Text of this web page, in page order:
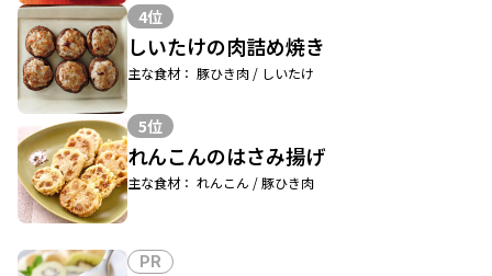
4位
しいたけの肉詰め焼き
主な食材： 豚ひき肉 / しいたけ
5位
れんこんのはさみ揚げ
主な食材： れんこん / 豚ひき肉
PR